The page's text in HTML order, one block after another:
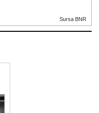
Sursa BNR